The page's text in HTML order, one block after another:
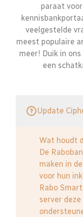
paraat
veelgestelde
meest populaire
meer! Duik in
een
Update
Wat houdt
De
maken in
voor hun
Rabo
server